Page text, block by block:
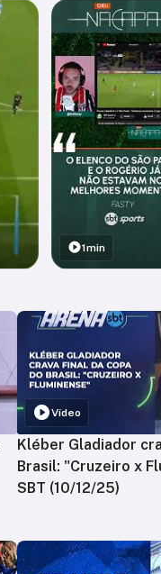
1min
Vídeo
Kléber Gladiador
Brasil: "Cruzeiro x
SBT (10/12/25)